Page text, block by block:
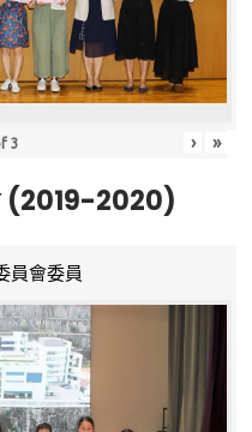
3 › »
(2019-2020)
員會委員